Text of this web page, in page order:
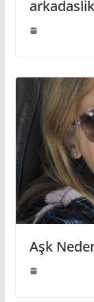
Aşk